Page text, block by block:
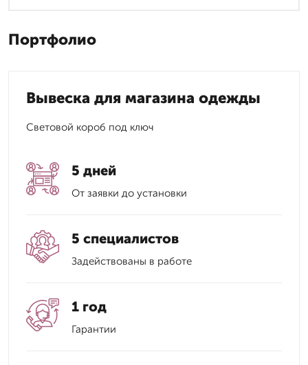
Портфолио
Вывеска для магазина одежды
Световой короб под ключ
5 дней
От заявки до установки
5 специалистов
Задействованы в работе
1 год
Гарантии